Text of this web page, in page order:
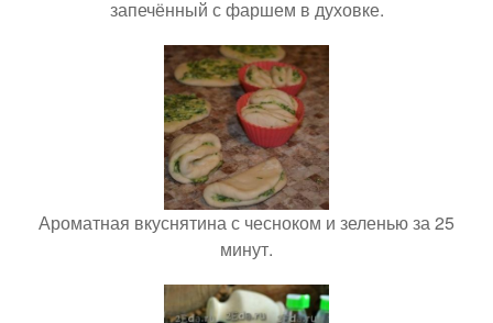
запечённый с фаршем в духовке.
Ароматная вкуснятина с чесноком и зеленью за 25
минут.